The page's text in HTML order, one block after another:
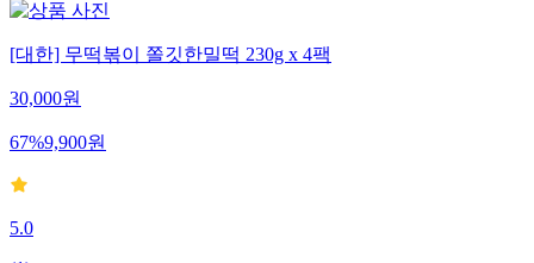
[대한] 무떡볶이 쫄깃한밀떡 230g x 4팩
30,000원
67%9,900원
5.0